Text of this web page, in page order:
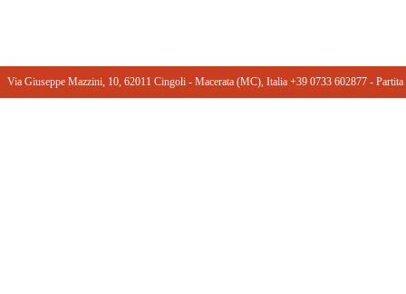
Via Giuseppe Mazzini, 10, 62011 Cingoli - Macerata (MC), Italia +39 0733 602877 ‎-